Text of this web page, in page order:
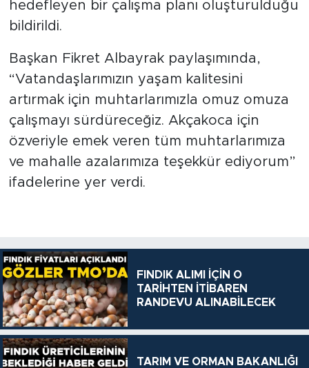
hedefleyen bir çalışma planı oluşturulduğu
bildirildi.
Başkan Fikret Albayrak paylaşımında,
“Vatandaşlarımızın yaşam kalitesini
artırmak için muhtarlarımızla omuz omuza
çalışmayı sürdüreceğiz. Akçakoca için
özveriyle emek veren tüm muhtarlarımıza
ve mahalle azalarımıza teşekkür ediyorum”
ifadelerine yer verdi.
FINDIK ALIMI İÇİN O
TARİHTEN İTİBAREN
RANDEVU ALINABİLECEK
TARIM VE ORMAN BAKANLIĞI